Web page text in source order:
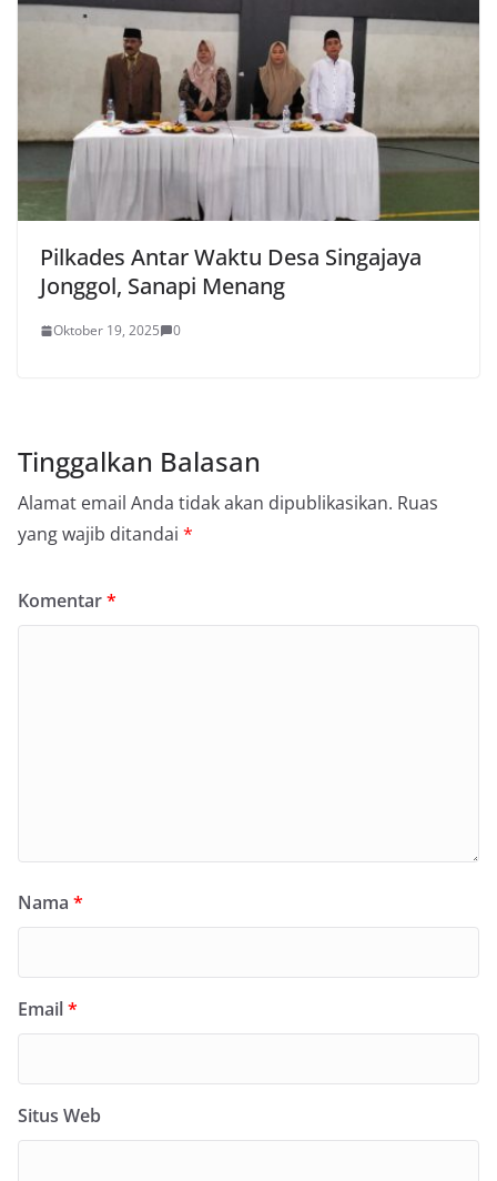
Pilkades Antar Waktu Desa Singajaya
Jonggol, Sanapi Menang
Oktober 19, 2025 0
Tinggalkan Balasan
Alamat email Anda tidak akan dipublikasikan. Ruas
yang wajib ditandai *
Komentar*
Nama *
Email*
Situs Web